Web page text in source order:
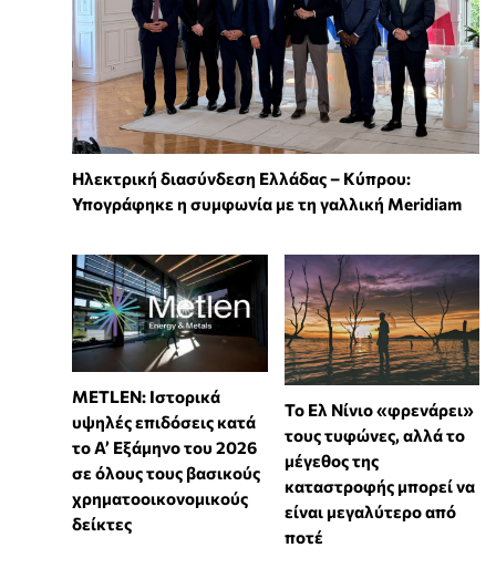
Ηλεκτρική διασύνδεση Ελλάδας – Κύπρου:
Υπογράφηκε η συμφωνία με τη γαλλική Meridiam
METLEN: Ιστορικά
υψηλές επιδόσεις κατά
το Α’ Εξάμηνο του 2026
σε όλους τους βασικούς
χρηματοοικονομικούς
δείκτες
Το Ελ Νίνιο «φρενάρει»
τους τυφώνες, αλλά το
μέγεθος της
καταστροφής μπορεί να
είναι μεγαλύτερο από
ποτέ